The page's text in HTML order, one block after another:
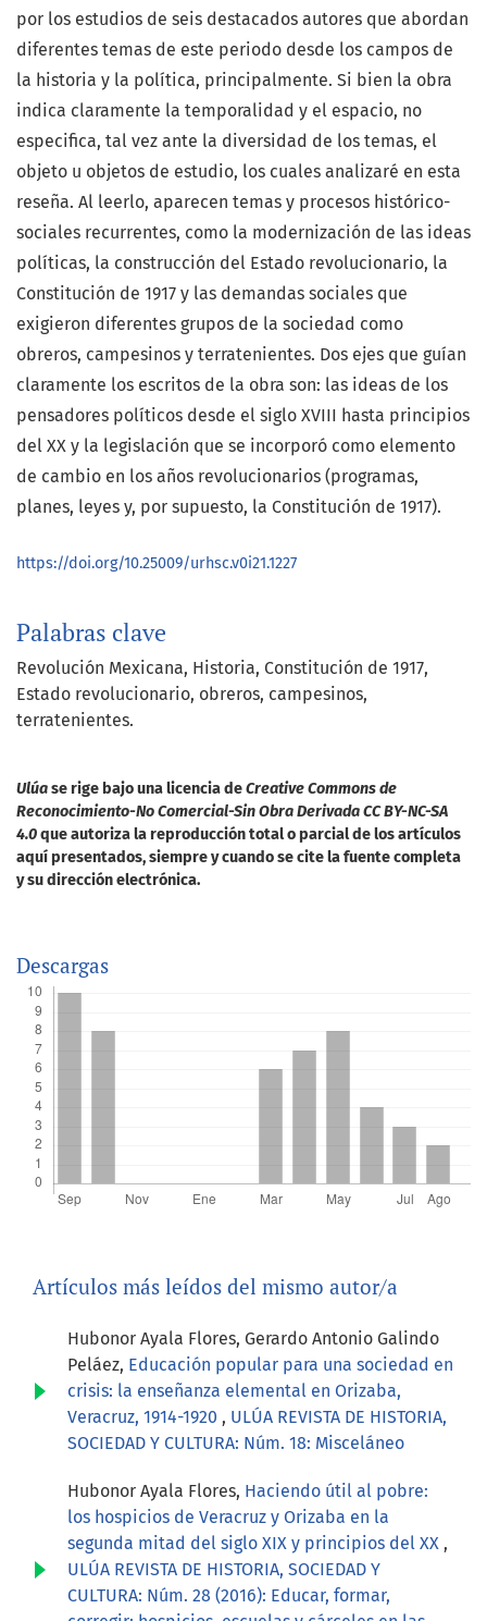
Palabras clave
Revolución Mexicana Historia Constitución de 1917
Estado revolucionario obreros campesinos
terratenientes.
por los estudios de seis destacados autores que abordan
diferentes temas de este periodo desde los campos de
la historia y la política, principalmente. Si bien la obra
indica claramente la temporalidad y el espacio, no
especifica, tal vez ante la diversidad de los temas, el
objeto u objetos de estudio, los cuales analizaré en esta
reseña. Al leerlo, aparecen temas y procesos histórico-
sociales recurrentes, como la modernización de las ideas
políticas, la construcción del Estado revolucionario, la
Constitución de 1917 y las demandas sociales que
exigieron diferentes grupos de la sociedad como
obreros, campesinos y terratenientes. Dos ejes que guían
claramente los escritos de la obra son: las ideas de los
pensadores políticos desde el siglo XVIII hasta principios
del XX y la legislación que se incorporó como elemento
de cambio en los años revolucionarios (programas,
planes, leyes y, por supuesto, la Constitución de 1917).
https://doi.org/10.25009/urhsc.v0i21.1227
Ulúase rige bajo una licencia deCreative Commons de
Reconocimiento-No Comercial-Sin Obra Derivada CC BY-NC-SA
4.0que autoriza la reproducción total o parcial de los artículos
aquí presentados, siempre y cuando se cite la fuente completa
y su dirección electrónica.
Descargas
Artículos más leídos del mismo autor/a
Hubonor Ayala Flores, Gerardo Antonio Galindo
Peláez, Educación popular para una sociedad en
crisis: la enseñanza elemental en Orizaba,
Veracruz, 1914-1920 , ULÚA REVISTA DE HISTORIA,
SOCIEDAD Y CULTURA: Núm. 18: Misceláneo
Hubonor Ayala Flores, Haciendo útil al pobre:
los hospicios de Veracruz y Orizaba en la
segunda mitad del siglo XIX y principios del XX ,
ULÚA REVISTA DE HISTORIA, SOCIEDAD Y
CULTURA: Núm. 28 (2016): Educar, formar,